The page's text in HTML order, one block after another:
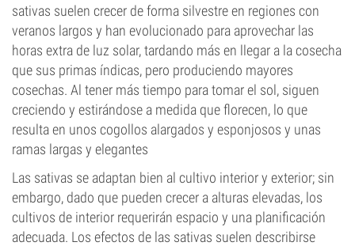
sativas suelen crecer de forma silvestre en regiones con
veranos largos y han evolucionado para aprovechar las
horas extra de luz solar, tardando más en llegar a la cosecha
que sus primas índicas, pero produciendo mayores
cosechas. Al tener más tiempo para tomar el sol, siguen
creciendo y estirándose a medida que florecen, lo que
resulta en unos cogollos alargados y esponjosos y unas
ramas largas y elegantes
Las sativas se adaptan bien al cultivo interior y exterior; sin
embargo, dado que pueden crecer a alturas elevadas, los
cultivos de interior requerirán espacio y una planificación
adecuada. Los efectos de las sativas suelen describirse